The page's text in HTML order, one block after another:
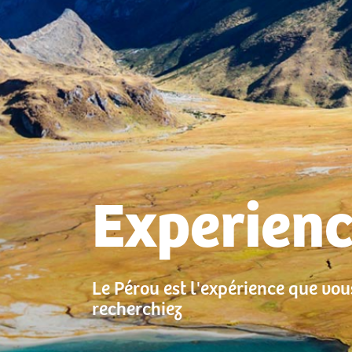
Le Pérou est l'expérience que
recherchiez